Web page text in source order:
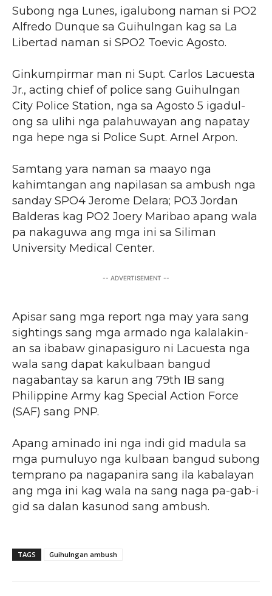
Subong nga Lunes, igalubong naman si PO2
Alfredo Dunque sa Guihulngan kag sa La
Libertad naman si SPO2 Toevic Agosto.
Ginkumpirmar man ni Supt. Carlos Lacuesta
Jr., acting chief of police sang Guihulngan
City Police Station, nga sa Agosto 5 igadul-
ong sa ulihi nga palahuwayan ang napatay
nga hepe nga si Police Supt. Arnel Arpon.
Samtang yara naman sa maayo nga
kahimtangan ang napilasan sa ambush nga
sanday SPO4 Jerome Delara; PO3 Jordan
Balderas kag PO2 Joery Maribao apang wala
pa nakaguwa ang mga ini sa Siliman
University Medical Center.
-- ADVERTISEMENT --
Apisar sang mga report nga may yara sang
sightings sang mga armado nga kalalakin-
an sa ibabaw ginapasiguro ni Lacuesta nga
wala sang dapat kakulbaan bangud
nagabantay sa karun ang 79th IB sang
Philippine Army kag Special Action Force
(SAF) sang PNP.
Apang aminado ini nga indi gid madula sa
mga pumuluyo nga kulbaan bangud subong
temprano pa nagapanira sang ila kabalayan
ang mga ini kag wala na sang naga pa-gab-i
gid sa dalan kasunod sang ambush.
TAGS Guihulngan ambush